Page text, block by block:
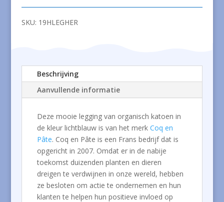
organisch
katoen
SKU: 19HLEGHER
Beschrijving
Aanvullende informatie
Deze mooie legging van organisch katoen in
de kleur lichtblauw is van het merk Coq en
Pâte. Coq en Pâte is een Frans bedrijf dat is
opgericht in 2007. Omdat er in de nabije
toekomst duizenden planten en dieren
dreigen te verdwijnen in onze wereld, hebben
ze besloten om actie te ondernemen en hun
klanten te helpen hun positieve invloed op